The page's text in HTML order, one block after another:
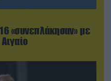
«συνεπλάκησαν» με